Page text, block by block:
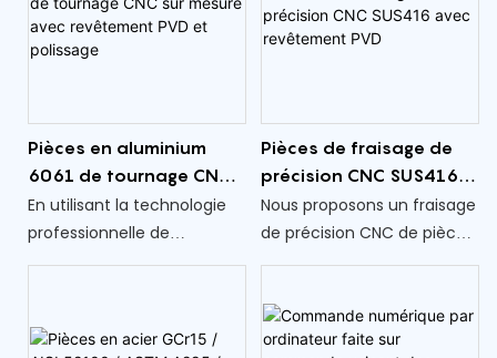
les industries qui
nécessitent des
à vos spécifications
exactes.
Pièces en aluminium
6061 de tournage CNC
sur mesure avec
revêtement PVD et
En utilisant la technologie
professionnelle de
tournage CNC, nous
adaptées à vos
Pièces de fraisage de
précision CNC SUS416
avec revêtement PVD
Nous proposons un fraisage
de précision CNC de pièces
en acier inoxydable SUS416
garantissant une qualité et
des performances